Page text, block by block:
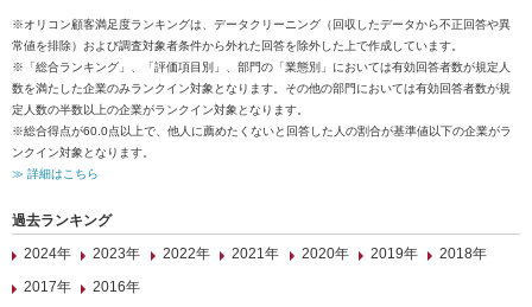
※オリコン顧客満足度ランキングは、データクリーニング（回収したデータから不正回答や異
常値を排除）および調査対象者条件から外れた回答を除外した上で作成しています。
※「総合ランキング」、「評価項目別」、部門の「業態別」においては有効回答者数が規定人
数を満たした企業のみランクイン対象となります。その他の部門においては有効回答者数が規
定人数の半数以上の企業がランクイン対象となります。
※総合得点が60.0点以上で、他人に薦めたくないと回答した人の割合が基準値以下の企業がラ
ンクイン対象となります。
≫ 詳細はこちら
過去ランキング
2024年
2023年 2022年 2021年 2020年 2019年
2018年
2017年
2016年